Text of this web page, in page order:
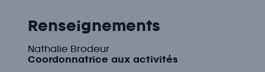
Renseignements
Nathalie Brodeur
Coordonnatrice aux activités